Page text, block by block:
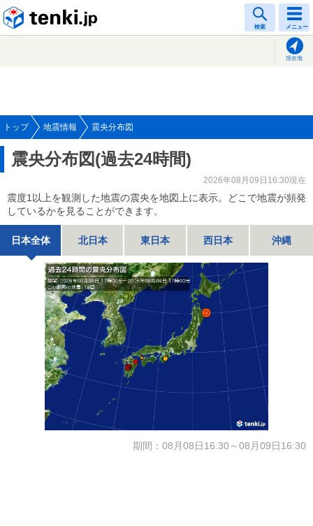
検索 メニュー
現在地
トップ 地震情報 震央分布図
震央分布図(過去24時間)
2026年08月09日16:30現在
震度1以上を観測した地震の震央を地図上に表示。どこで地震が頻発
しているかを見ることができます。
日本全体 北日本 東日本 西日本 沖縄
期間：08月08日16:30～08月09日16:30